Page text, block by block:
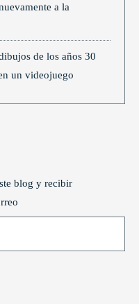
a la
de los años 30
un videojuego
blog y recibir